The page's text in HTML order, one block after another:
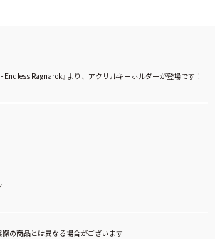
- Endless Ragnarok』より、アクリルキーホルダーが登場です！
の商品とは異なる場合がございます